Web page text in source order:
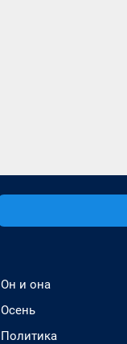
Он и она
Осень
Политика